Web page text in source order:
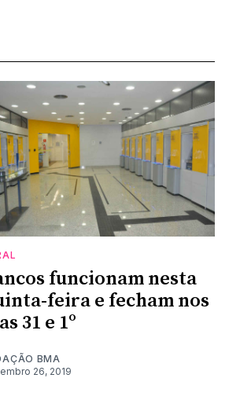
funcionam nesta
feira e fecham nos
31 e 1º
BMA
26, 2019